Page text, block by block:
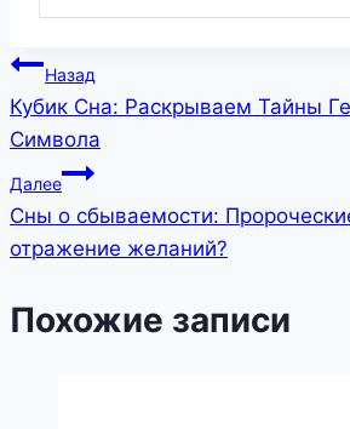
Навигация
по
записям
Назад
Кубик Сна: Раскрываем Тайны
Символа
Далее
Сны о сбываемости:
отражение желаний?
Похожие записи